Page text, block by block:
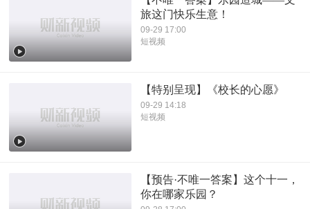
旅这门快乐生意！
09-29 17:00
短视频
【特别呈现】《校长的心愿》
09-29 14:18
短视频
【预告·不唯一答案】这个十一，
你在哪家乐园？